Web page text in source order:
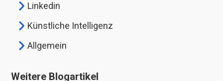
Linkedin
Künstliche Intelligenz
Allgemein
Weitere Blogartikel